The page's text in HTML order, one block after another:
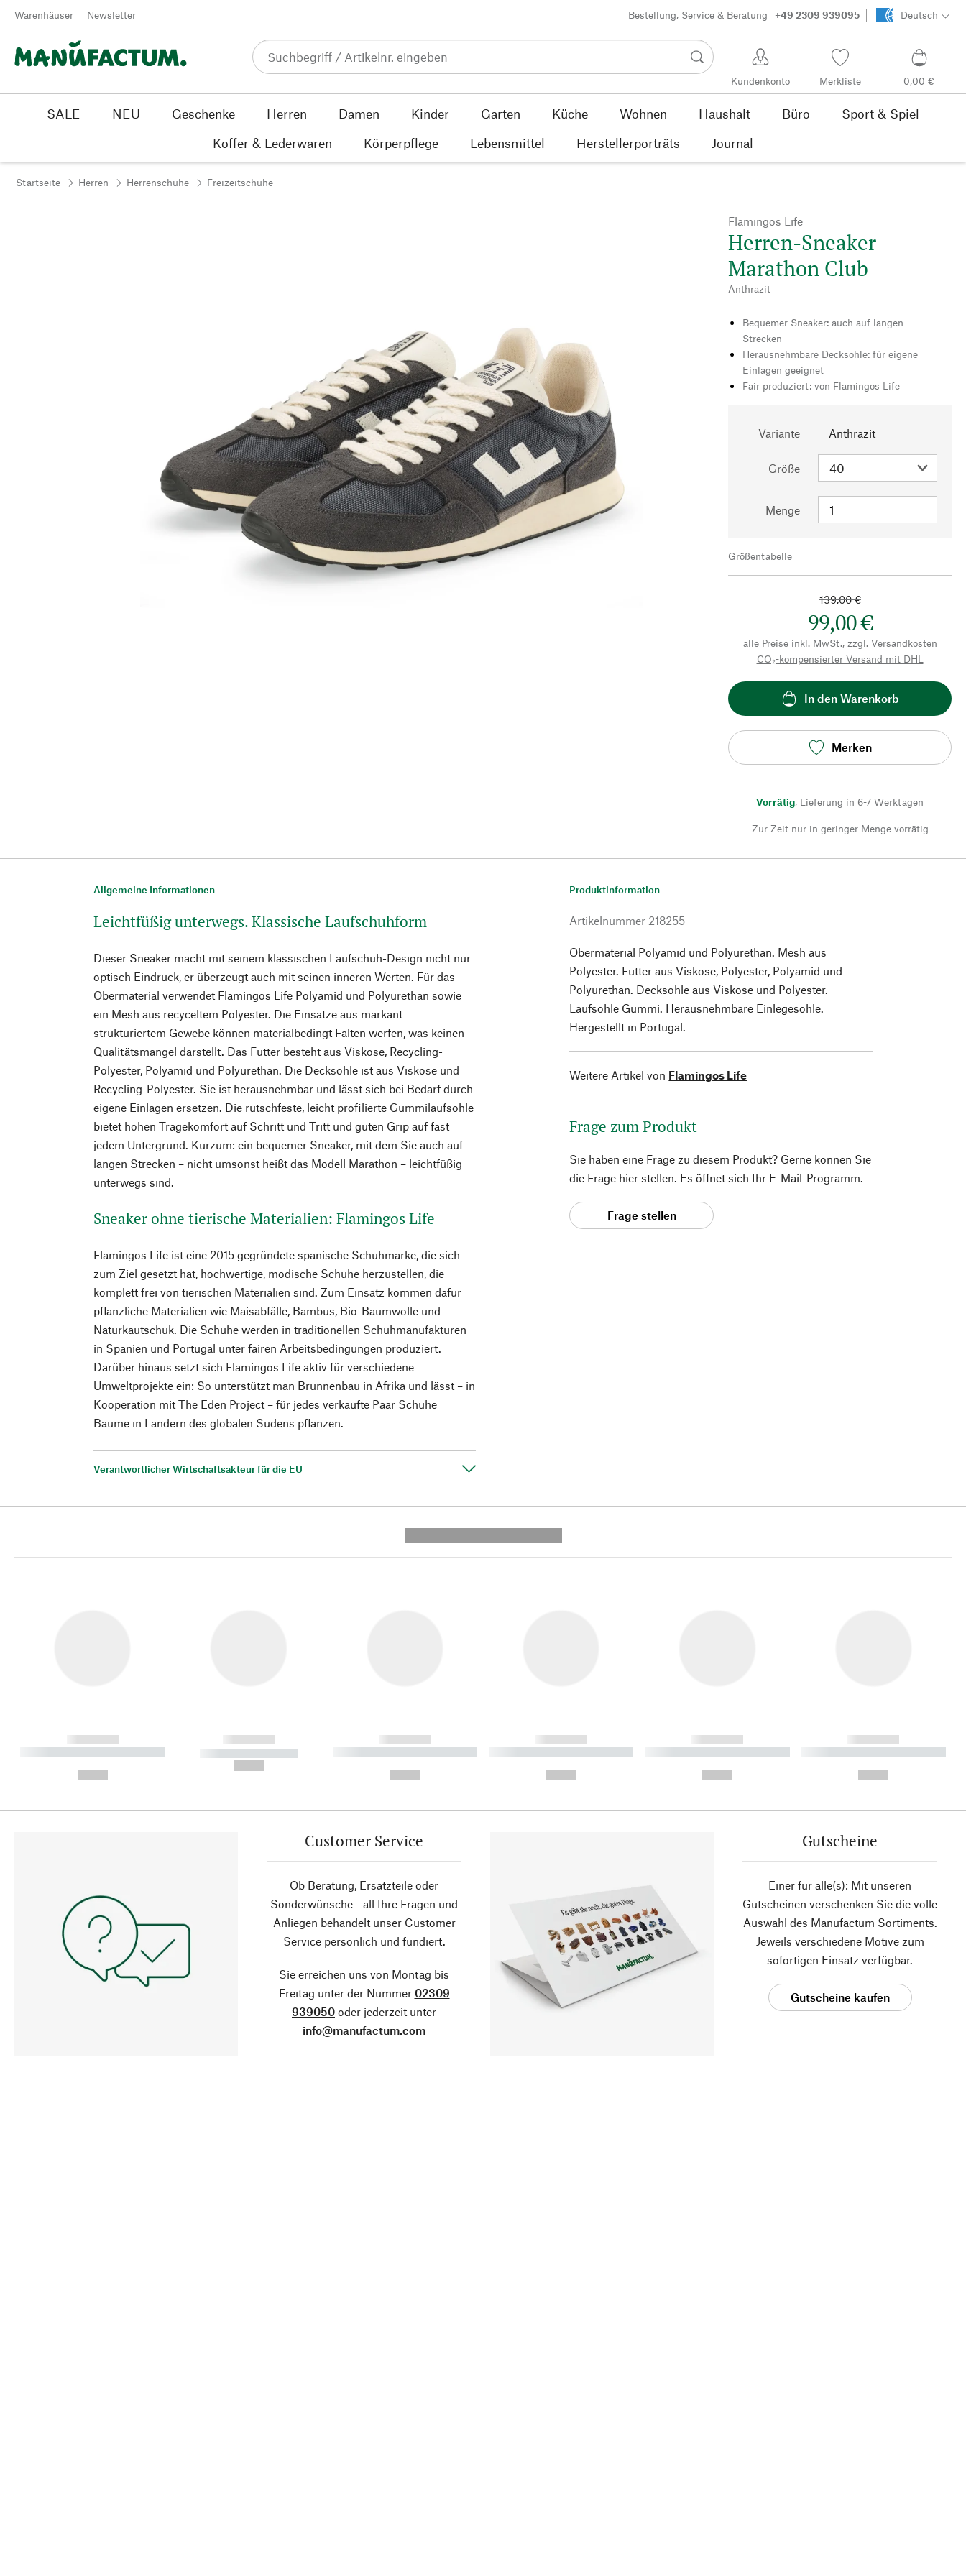
Zum Inhalt springen
Warenhäuser Newsletter Bestellung, Service & Beratung +49 2309 939095 Deutsch
Kundenkonto Merkliste 0,00 €
SALE NEU Geschenke Herren Damen Kinder Garten Küche Wohnen Haushalt Büro
Sport & Spiel
Koffer & Lederwaren
Körperpflege Lebensmittel Herstellerporträts Journal
Startseite Herren Herrenschuhe Freizeitschuhe
Flamingos Life
Herren-Sneaker
Marathon Club
Anthrazit
Bequemer Sneaker: auch auf langen
Strecken
Herausnehmbare Decksohle: für eigene
Einlagen geeignet
Fair produziert: von Flamingos Life
Variante Anthrazit
Größe
Menge
Größentabelle
139,00 €
99,00 €
alle Preise inkl. MwSt., zzgl. Versandkosten
CO₂-kompensierter Versand mit DHL
In den Warenkorb
Merken
Vorrätig, Lieferung in 6-7 Werktagen
Zur Zeit nur in geringer Menge vorrätig
Allgemeine Informationen
Leichtfüßig unterwegs. Klassische Laufschuhform
Dieser Sneaker macht mit seinem klassischen Laufschuh-Design nicht nur
optisch Eindruck, er überzeugt auch mit seinen inneren Werten. Für das
Obermaterial verwendet Flamingos Life Polyamid und Polyurethan sowie
ein Mesh aus recyceltem Polyester. Die Einsätze aus markant
strukturiertem Gewebe können materialbedingt Falten werfen, was keinen
Qualitätsmangel darstellt. Das Futter besteht aus Viskose, Recycling-
Polyester, Polyamid und Polyurethan. Die Decksohle ist aus Viskose und
Recycling-Polyester. Sie ist herausnehmbar und lässt sich bei Bedarf durch
eigene Einlagen ersetzen. Die rutschfeste, leicht profilierte Gummilaufsohle
bietet hohen Tragekomfort auf Schritt und Tritt und guten Grip auf fast
jedem Untergrund. Kurzum: ein bequemer Sneaker, mit dem Sie auch auf
langen Strecken – nicht umsonst heißt das Modell Marathon – leichtfüßig
unterwegs sind.
Sneaker ohne tierische Materialien: Flamingos Life
Flamingos Life ist eine 2015 gegründete spanische Schuhmarke, die sich
zum Ziel gesetzt hat, hochwertige, modische Schuhe herzustellen, die
komplett frei von tierischen Materialien sind. Zum Einsatz kommen dafür
pflanzliche Materialien wie Maisabfälle, Bambus, Bio-Baumwolle und
Naturkautschuk. Die Schuhe werden in traditionellen Schuhmanufakturen
in Spanien und Portugal unter fairen Arbeitsbedingungen produziert.
Darüber hinaus setzt sich Flamingos Life aktiv für verschiedene
Umweltprojekte ein: So unterstützt man Brunnenbau in Afrika und lässt – in
Kooperation mit The Eden Project – für jedes verkaufte Paar Schuhe
Bäume in Ländern des globalen Südens pflanzen.
Verantwortlicher Wirtschaftsakteur für die EU
Produktinformation
Artikelnummer 218255
Obermaterial Polyamid und Polyurethan. Mesh aus
Polyester. Futter aus Viskose, Polyester, Polyamid und
Polyurethan. Decksohle aus Viskose und Polyester.
Laufsohle Gummi. Herausnehmbare Einlegesohle.
Hergestellt in Portugal.
Weitere Artikel von Flamingos Life
Frage zum Produkt
Sie haben eine Frage zu diesem Produkt? Gerne können Sie
die Frage hier stellen. Es öffnet sich Ihr E-Mail-Programm.
Frage stellen
------------
----------- ----------- ----------
------------
----------- -----------
------------
----------- ----------- ----------
------------
----------- ----------- ----------
------------
----------- ----------- ----------
------------
----------- ----------- ----------
Customer Service
Ob Beratung, Ersatzteile oder
Sonderwünsche - all Ihre Fragen und
Anliegen behandelt unser Customer
Service persönlich und fundiert.
Sie erreichen uns von Montag bis
Freitag unter der Nummer 02309
939050 oder jederzeit unter
info@manufactum.com
Gutscheine
Einer für alle(s): Mit unseren
Gutscheinen verschenken Sie die volle
Auswahl des Manufactum Sortiments.
Jeweils verschiedene Motive zum
sofortigen Einsatz verfügbar.
Gutscheine kaufen